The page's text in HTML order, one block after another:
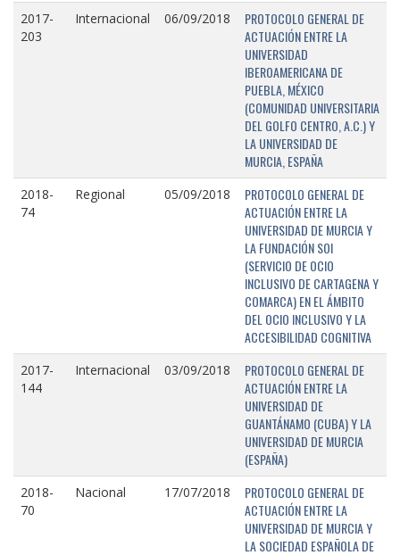
2017-
203
Internacional 06/09/2018
PROTOCOLO GENERAL DE
ACTUACIÓN ENTRE LA
UNIVERSIDAD
IBEROAMERICANA DE
PUEBLA, MÉXICO
(COMUNIDAD UNIVERSITARIA
DEL GOLFO CENTRO, A.C.) Y
LA UNIVERSIDAD DE
MURCIA, ESPAÑA
2018-
74
Regional 05/09/2018
PROTOCOLO GENERAL DE
ACTUACIÓN ENTRE LA
UNIVERSIDAD DE MURCIA Y
LA FUNDACIÓN SOI
(SERVICIO DE OCIO
INCLUSIVO DE CARTAGENA Y
COMARCA) EN EL ÁMBITO
DEL OCIO INCLUSIVO Y LA
ACCESIBILIDAD COGNITIVA
2017-
144
Internacional 03/09/2018
PROTOCOLO GENERAL DE
ACTUACIÓN ENTRE LA
UNIVERSIDAD DE
GUANTÁNAMO (CUBA) Y LA
UNIVERSIDAD DE MURCIA
(ESPAÑA)
2018-
70
Nacional 17/07/2018
PROTOCOLO GENERAL DE
ACTUACIÓN ENTRE LA
UNIVERSIDAD DE MURCIA Y
LA SOCIEDAD ESPAÑOLA DE